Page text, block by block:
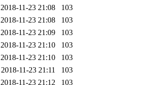
2018-11-23 21:08
103
2018-11-23 21:08
103
2018-11-23 21:09
103
2018-11-23 21:10
103
2018-11-23 21:10
103
2018-11-23 21:11
103
2018-11-23 21:12
103